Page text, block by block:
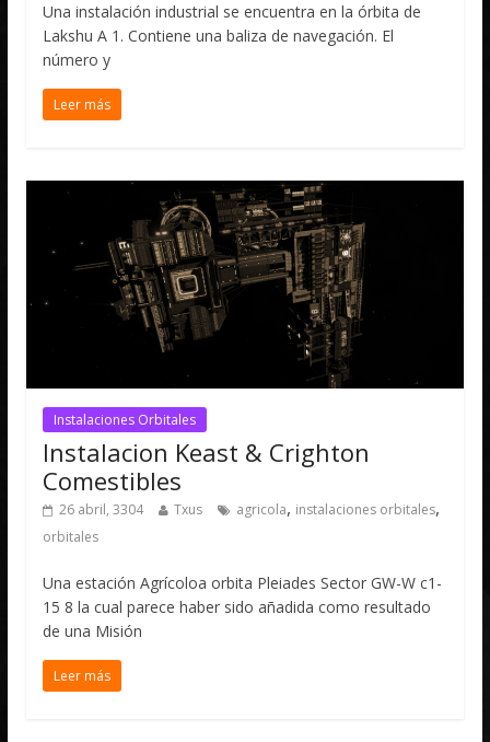
Una instalación industrial se encuentra en la órbita de
Lakshu A 1. Contiene una baliza de navegación. El
número y
Leer más
Instalaciones Orbitales
Instalacion Keast & Crighton
Comestibles
26 abril, 3304 Txus agricola, instalaciones orbitales,
orbitales
Una estación Agrícoloa orbita Pleiades Sector GW-W c1-
15 8 la cual parece haber sido añadida como resultado
de una Misión
Leer más